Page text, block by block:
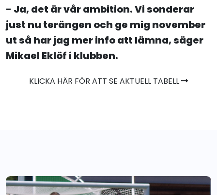
- Ja, det är vår ambition. Vi sonderar
just nu terängen och ge mig november
ut så har jag mer info att lämna, säger
Mikael Eklöf i klubben.
KLICKA HÄR FÖR ATT SE AKTUELL TABELL